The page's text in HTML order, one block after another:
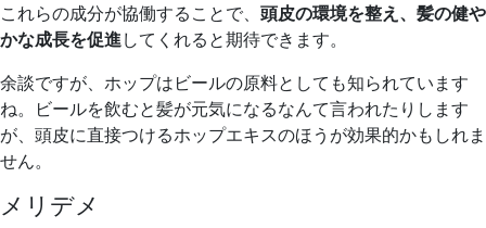
これらの成分が協働することで、 頭皮の環境を整え、髪の健や
かな成長を促進してくれると期待できます。
余談ですが、ホップはビールの原料としても知られています
ね。ビールを飲むと髪が元気になるなんて言われたりします
が、頭皮に直接つけるホップエキスのほうが効果的かもしれま
せん。
メリデメ